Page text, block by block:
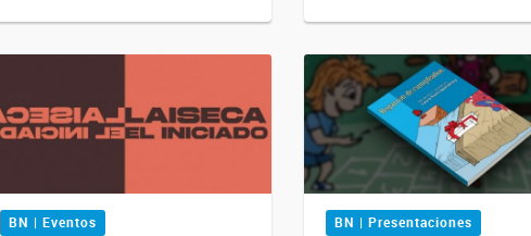
BN | Eventos BN | Presentaciones